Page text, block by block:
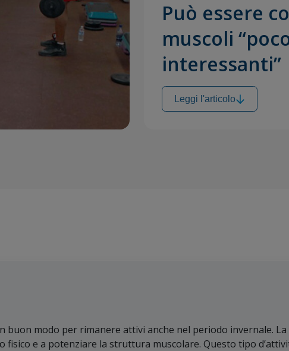
Può essere
muscoli
interessanti”
Leggi l'articolo
buon modo per rimanere attivi anche nel periodo invernale. La
fisico e a potenziare la struttura muscolare. Questo tipo